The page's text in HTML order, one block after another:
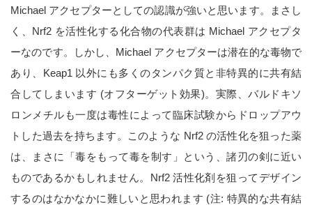
Michael アクセプターとしての認識が強いと思います。まさし
く、Nrf2 を活性化する化合物の代表群は Michael アクセプタ
ーなのです。しかし、Michael アクセプターは潜在的な毒物で
あり、Keap1 以外にも多くのタンパク質と非特異的に共有結
合してしまいます (オフターゲット効果)。実際、バルドキソ
ロンメチルも一度は毒性によって臨床試験からドロップアウ
トした過去を持ちます。このような Nrf2 の活性化を狙った薬
は、まさに「毒をもって毒を制す」という、諸刃の剣に近い
ものであるかもしれません。Nrf2 活性化剤を狙ってデザイン
するのはなかなかに難しいと思われます (注: 特異的な共有結